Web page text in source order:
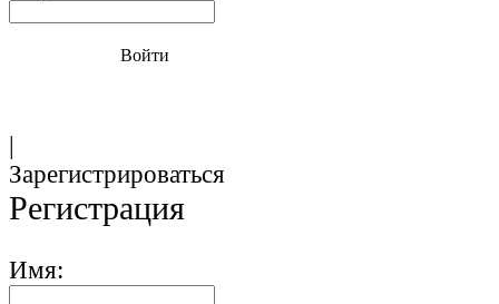
Войти
|
Зарегистрироваться
Регистрация
Имя: